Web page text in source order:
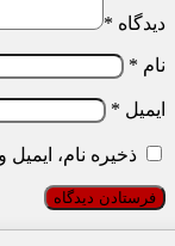
دیدگاه *
نام *
ایمیل *
ذخیره نام،